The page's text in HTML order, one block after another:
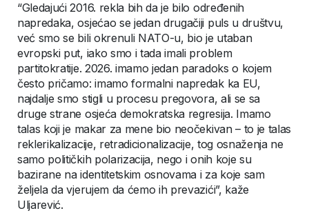
“Gledajući 2016. rekla bih da je bilo određenih
napredaka, osjećao se jedan drugačiji puls u društvu,
već smo se bili okrenuli NATO-u, bio je utaban
evropski put, iako smo i tada imali problem
partitokratije. 2026. imamo jedan paradoks o kojem
često pričamo: imamo formalni napredak ka EU,
najdalje smo stigli u procesu pregovora, ali se sa
druge strane osjeća demokratska regresija. Imamo
talas koji je makar za mene bio neočekivan – to je talas
reklerikalizacije, retradicionalizacije, tog osnaženja ne
samo političkih polarizacija, nego i onih koje su
bazirane na identitetskim osnovama i za koje sam
željela da vjerujem da ćemo ih prevazići”, kaže
Uljarević.